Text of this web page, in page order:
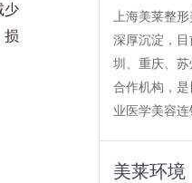
少
损
上海美莱整
深厚沉淀，
圳、重庆、
合作机构，
业医学美容连
美莱环境